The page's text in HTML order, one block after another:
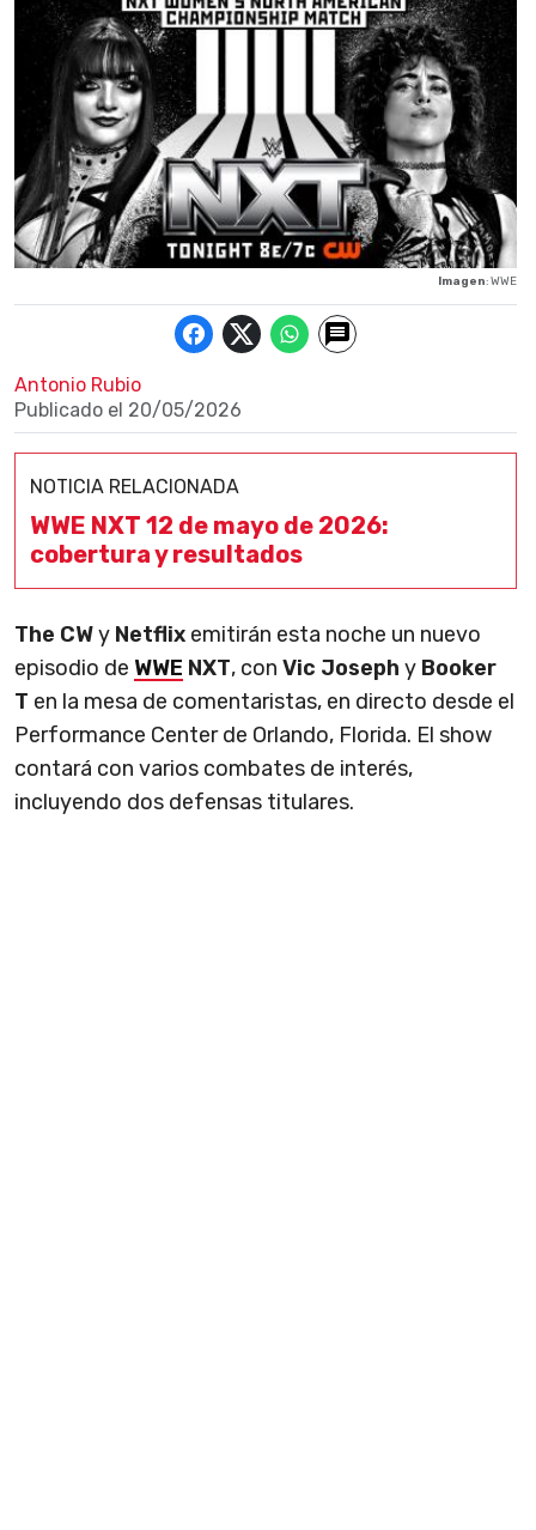
Imagen: WWE
Antonio Rubio
Publicado el 20/05/2026
NOTICIA RELACIONADA
WWE NXT 12 de mayo de 2026:
cobertura y resultados
The CWy Netflix emitirán esta noche un nuevo
episodio de WWE NXT, con Vic Joseph y Booker
T en la mesa de comentaristas, en directo desde el
Performance Center de Orlando, Florida. El show
contará con varios combates de interés,
incluyendo dos defensas titulares.